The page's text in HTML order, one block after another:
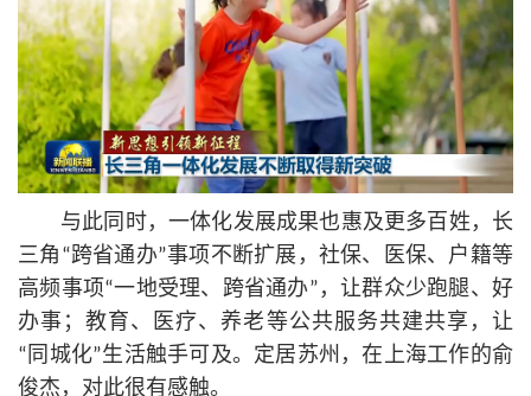
与此同时，一体化发展成果也惠及更多百姓，长
三角“跨省通办”事项不断扩展，社保、医保、户籍等
高频事项“一地受理、跨省通办”，让群众少跑腿、好
办事；教育、医疗、养老等公共服务共建共享，让
“同城化”生活触手可及。定居苏州，在上海工作的俞
俊杰，对此很有感触。